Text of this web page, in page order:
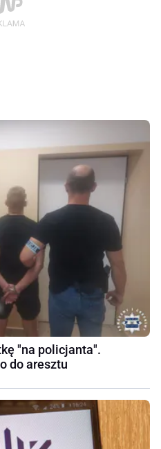
"na policjanta".
do aresztu